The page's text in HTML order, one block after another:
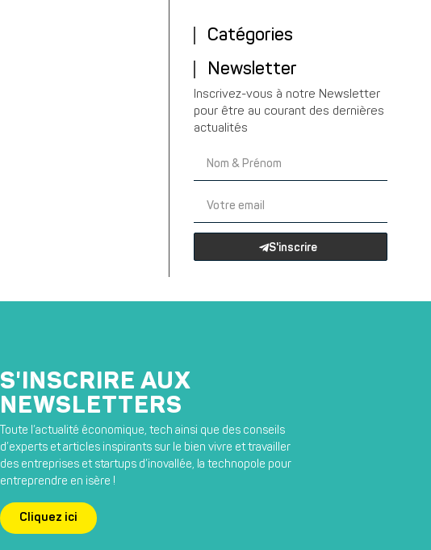
Catégories
Newsletter
Inscrivez-vous à notre Newsletter
pour être au courant des dernières
actualités
S'inscrire
S'INSCRIRE AUX
NEWSLETTERS
Toute l’actualité économique, tech ainsi que des conseils
d’experts et articles inspirants sur le bien vivre et travailler
des entreprises et startups d’inovallée, la technopole pour
entreprendre en isère !
Cliquez ici